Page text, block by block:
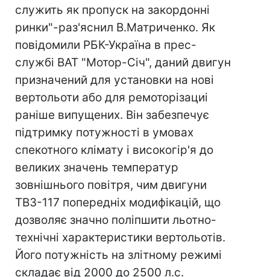
служить як пропуск на закордоннi
ринки"-раз'яснил В.Матриченко. Як
повідомили РБК-Україна в прес-
службі ВАТ "Мотор-Ciч", даний двигун
призначений для установки на нові
вертольоти або для ремоторізациі
раніше випущених. Він забезпечує
підтримку потужності в умовах
cпекотного клімату і високогір'я до
великих значень температур
зовнішнього повітря, чим двигуни
ТВ3-117 попередніх модифікацій, що
дозволяє значно поліпшити льотно-
технічні характеристики вертольотів.
Його потужність на злітному режимі
складає від 2000 до 2500 л.с.